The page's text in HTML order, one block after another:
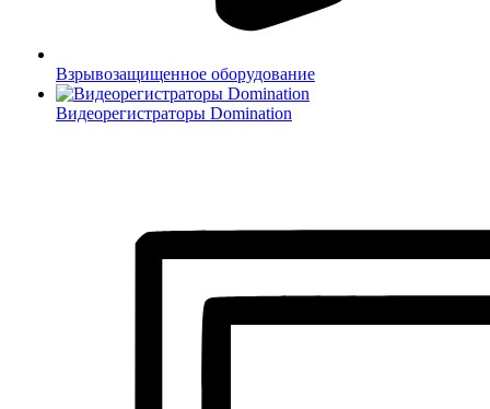
Взрывозащищенное оборудование
Видеорегистраторы Domination